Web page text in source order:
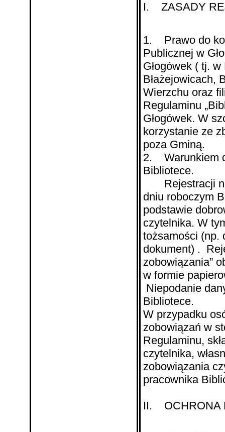
I. ZASADY
1. Prawo do
Publicznej w
Głogówek ( tj.
Błażejowicach,
Wierzchu oraz
Regulaminu
Głogówek. W
korzystanie ze
poza Gminą.
2. Warunkiem
Bibliotece.
Rejestracji
dniu roboczym
podstawie
czytelnika. W
tożsamości
dokument) .
zobowiązania”
w formie
Niepodanie
Bibliotece.
W przypadku
zobowiązań w
Regulaminu,
czytelnika,
zobowiązania
pracownika
II. OCHRONA